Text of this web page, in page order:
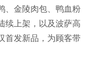
、金陵肉包、鸭血粉
续上架，以及波萨高
首发新品，为顾客带